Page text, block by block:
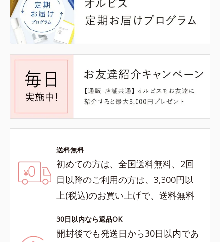
送料無料
初めての方は、全国送料無料、2回
目以降のご利用の方は、3,300円以
上(税込)のお買い上げで、送料無料
30日以内なら返品OK
開封後でも発送日から30日以内であ